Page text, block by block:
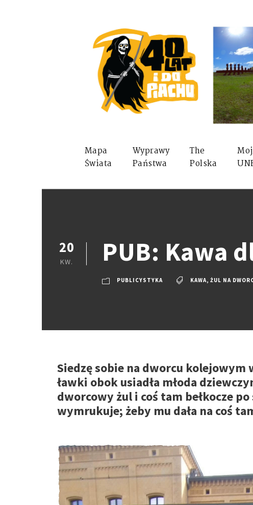
Mapa
Świata
Wyprawy
Państwa
The
Polska
20
KW. PUB: Kawa
PUBLICYSTYKA KAWA, ŻUL NA
Siedzę sobie na dworcu kolejowym
ławki obok usiadła młoda
dworcowy żul i coś tam bełkocze po
wymrukuje; żeby mu dała na coś